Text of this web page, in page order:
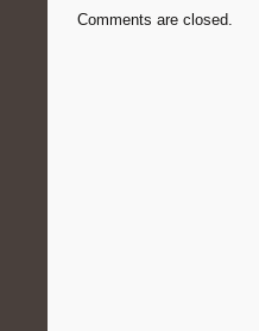
Comments are closed.